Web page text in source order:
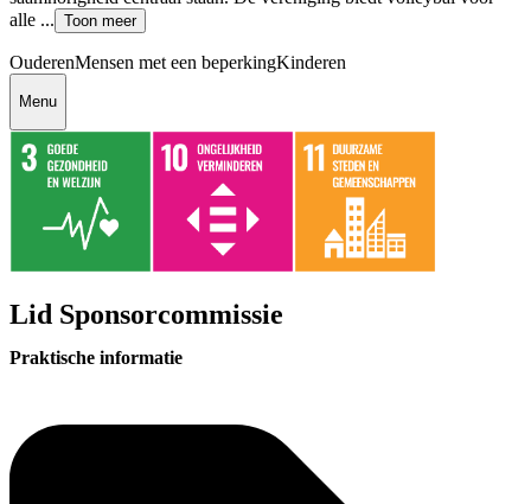
alle ... Toon meer
OuderenMensen met een beperkingKinderen
Menu
Lid Sponsorcommissie
Praktische informatie